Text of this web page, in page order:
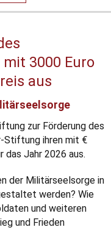
3000 Euro
aus
zur Förderung des
Stiftung ihren mit €
Jahr 2026 aus.
der Militärseelsorge in
werden? Wie
und weiteren
und Frieden